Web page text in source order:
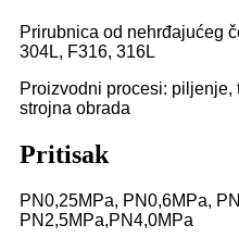
Prirubnica od nehrđajućeg
304L, F316, 316L
Proizvodni procesi:
strojna obrada
Pritisak
PN0,25MPa, PN0,6MPa,
PN2,5MPa,PN4,0MPa